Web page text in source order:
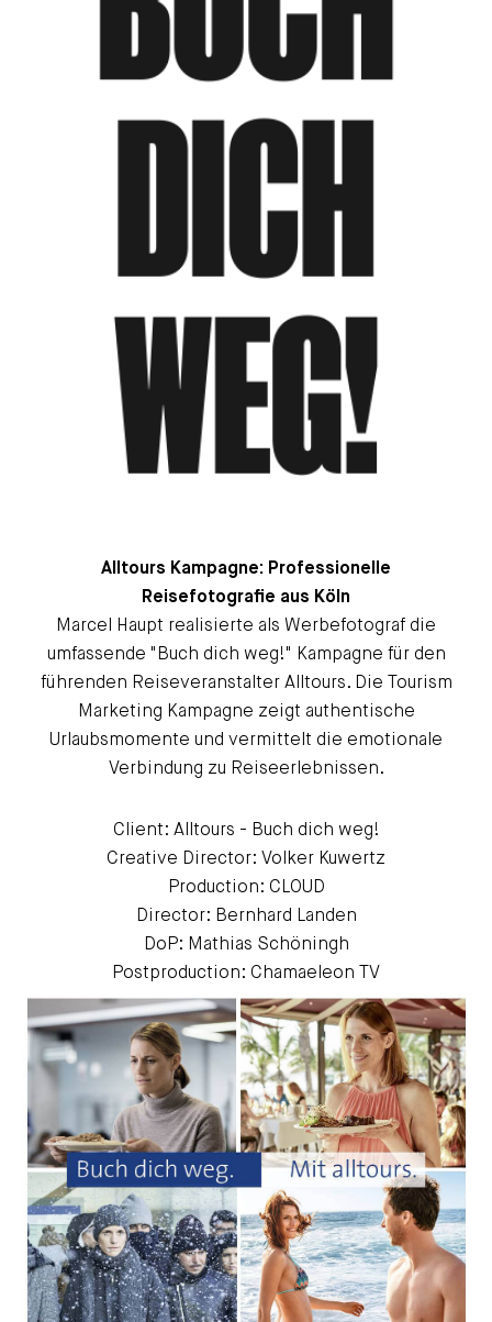
DICH
WEG!
Alltours Kampagne: Professionelle
Reisefotografie aus Köln
Marcel Haupt realisierte als Werbefotograf die
umfassende "Buch dich weg!" Kampagne für den
führenden Reiseveranstalter Alltours. Die Tourism
Marketing Kampagne zeigt authentische
Urlaubsmomente und vermittelt die emotionale
Verbindung zu Reiseerlebnissen.
Client: Alltours - Buch dich weg!
Creative Director: Volker Kuwertz
Production: CLOUD
Director: Bernhard Landen
DoP: Mathias Schöningh
Postproduction: Chamaeleon TV